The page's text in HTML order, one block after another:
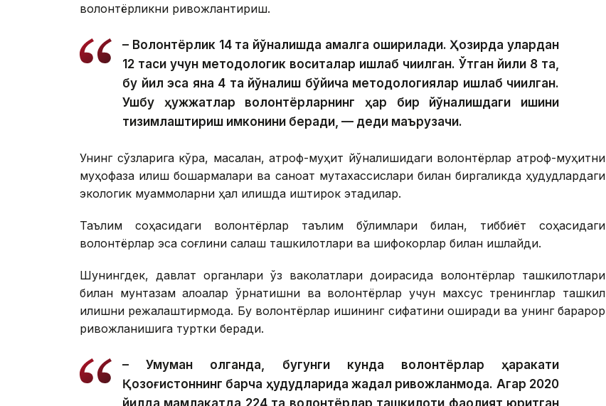
волонтёрликни ривожлантириш.
– Волонтёрлик 14 та йўналишда амалга оширилади. Ҳозирда улардан
12 таси учун методологик воситалар ишлаб чиқилган. Ўтган йили 8 та,
бу йил эса яна 4 та йўналиш бўйича методологиялар ишлаб чиқилган.
Ушбу ҳужжатлар волонтёрларнинг ҳар бир йўналишдаги ишини
тизимлаштириш имконини беради, — деди маърузачи.
Унинг сўзларига кўра, масалан, атроф-муҳит йўналишидаги волонтёрлар атроф-муҳитни
муҳофаза қилиш бошқармалари ва саноат мутахассислари билан биргаликда ҳудудлардаги
экологик муаммоларни ҳал қилишда иштирок этадилар.
Таълим соҳасидаги волонтёрлар таълим бўлимлари билан, тиббиёт соҳасидаги
волонтёрлар эса соғлиқни сақлаш ташкилотлари ва шифокорлар билан ишлайди.
Шунингдек, давлат органлари ўз ваколатлари доирасида волонтёрлар ташкилотлари
билан мунтазам алоқалар ўрнатишни ва волонтёрлар учун махсус тренинглар ташкил
қилишни режалаштирмоқда. Бу волонтёрлар ишининг сифатини оширади ва унинг барқарор
ривожланишига туртки беради.
– Умуман олганда, бугунги кунда волонтёрлар ҳаракати
Қозоғистоннинг барча ҳудудларида жадал ривожланмоқда. Агар 2020
йилда мамлакатда 224 та волонтёрлар ташкилоти фаолият юритган